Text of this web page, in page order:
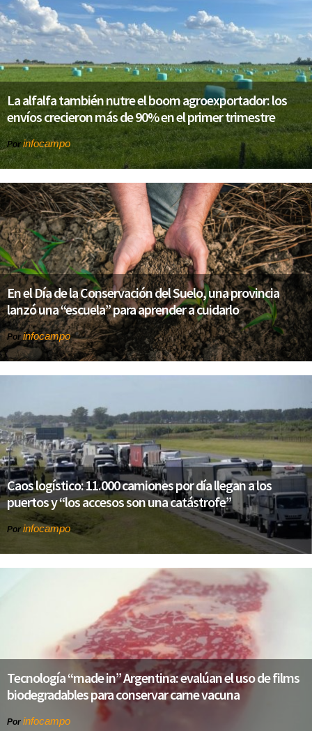
La alfalfa también nutre el boom agroexportador: los
envíos crecieron más de 90% en el primer trimestre
Porinfocampo
En el Día de la Conservación del Suelo, una provincia
lanzó una “escuela” para aprender a cuidarlo
Por infocampo
Caos logístico: 11.000 camiones por día llegan a los
puertos y “los accesos son una catástrofe”
Por infocampo
Tecnología “made in” Argentina: evalúan el uso de films
biodegradables para conservar carne vacuna
Por infocampo